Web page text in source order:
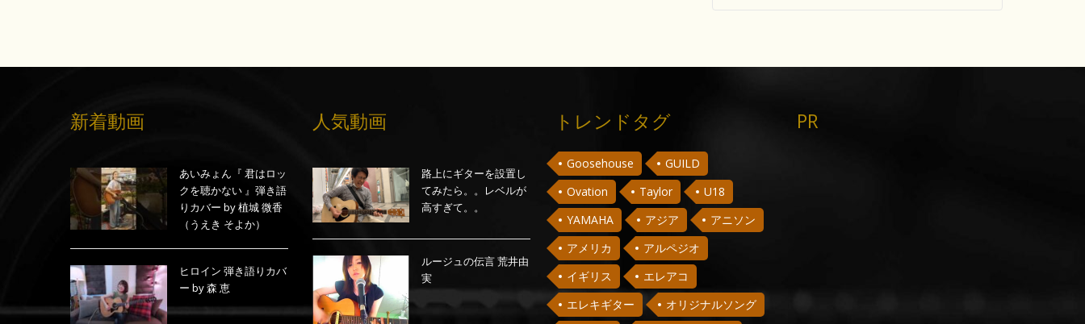
新着動画
あいみょん『 君はロッ
クを聴かない 』弾き語
りカバー by 植城 微香
（うえき そよか）
ヒロイン 弾き語りカバ
ー by 森 恵
人気動画
路上にギターを設置し
てみたら。。レベルが
高すぎて。。
ルージュの伝言 荒井由
実
トレンドタグ
Goosehouse
GUILD
Ovation
Taylor
U18
YAMAHA
アジア
アニソン
アメリカ
アルペジオ
イギリス
エレアコ
エレキギター
オリジナルソング
PR